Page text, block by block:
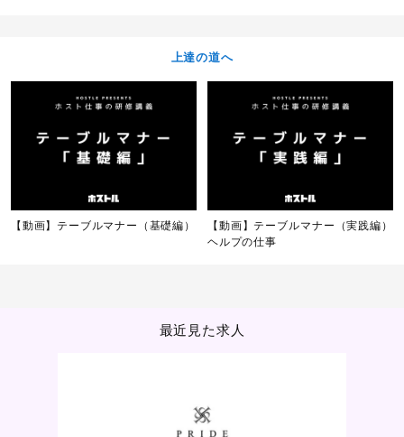
上達の道へ
【動画】テーブルマナー（基礎編）
【動画】テーブルマナー（実践編）
ヘルプの仕事
最近見た求人